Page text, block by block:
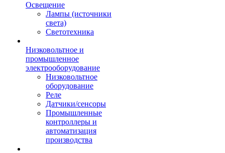
Освещение
Лампы (источники
света)
Светотехника
Низковольтное и
промышленное
электрооборудование
Низковольтное
оборудование
Реле
Датчики/сенсоры
Промышленные
контроллеры и
автоматизация
производства